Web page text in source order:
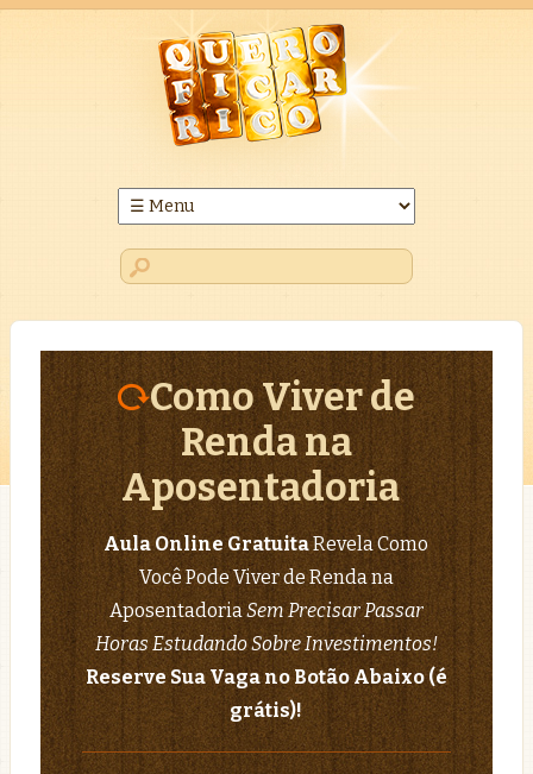
Como Viver de
Renda na
Aposentadoria
Aula Online GratuitaRevela Como
Você Pode Viver de Renda na
AposentadoriaSem Precisar Passar
Horas Estudando Sobre Investimentos!
Reserve Sua Vaga no Botão Abaixo (é
grátis)!